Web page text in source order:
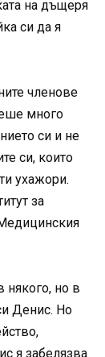
на дъщеря
си да я
членове
много
си и не
си, които
ухажори.
за
някого, но в
Денис. Но
я забелязва